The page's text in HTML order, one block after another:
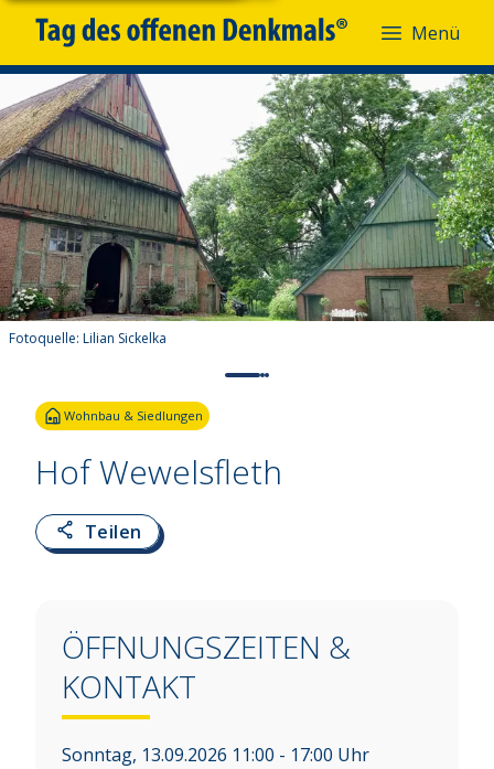
Menü
Fotoquelle: Lilian Sickelka
Wohnbau & Siedlungen
Hof Wewelsfleth
Teilen
ÖFFNUNGSZEITEN &
KONTAKT
Sonntag, 13.09.2026 11:00 - 17:00 Uhr